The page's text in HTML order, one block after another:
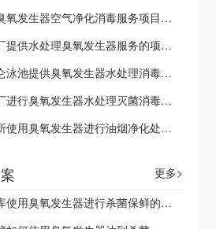
中小学臭氧发生器空气净化消毒服务项目案例
大型水厂提供水处理臭氧发生器服务的项目案例
美国加仑泳池提供臭氧发生器水处理消毒杀菌服务案例
桶装水厂进行臭氧发生器水处理灭菌消毒案例
餐饮场所使用臭氧发生器进行油烟净化处理项目案例
更多>
鲜花仓库使用臭氧发生器进行杀菌保鲜的应用 2024-10-30